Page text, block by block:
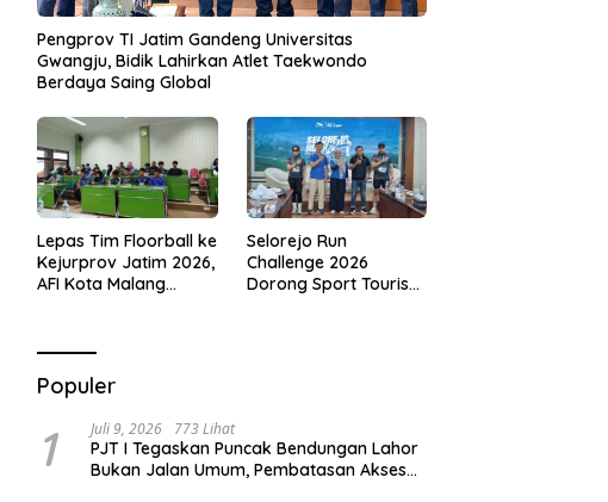
Pengprov TI Jatim Gandeng Universitas
Gwangju, Bidik Lahirkan Atlet Taekwondo
Berdaya Saing Global
Lepas Tim Floorball ke
Kejurprov Jatim 2026,
AFI Kota Malang
Selorejo Run
Challenge 2026
Dorong Sport Tourism
Populer
1 Juli 9, 2026 773 Lihat
PJT I Tegaskan Puncak Bendungan Lahor
Bukan Jalan Umum, Pembatasan Akses